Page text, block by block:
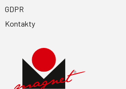
GDPR
Kontakty